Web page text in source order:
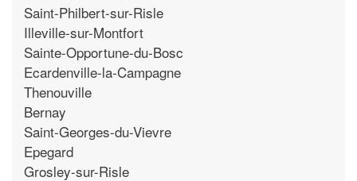
Saint-Philbert-sur-Risle
Illeville-sur-Montfort
Sainte-Opportune-du-Bosc
Ecardenville-la-Campagne
Thenouville
Bernay
Saint-Georges-du-Vievre
Epegard
Grosley-sur-Risle